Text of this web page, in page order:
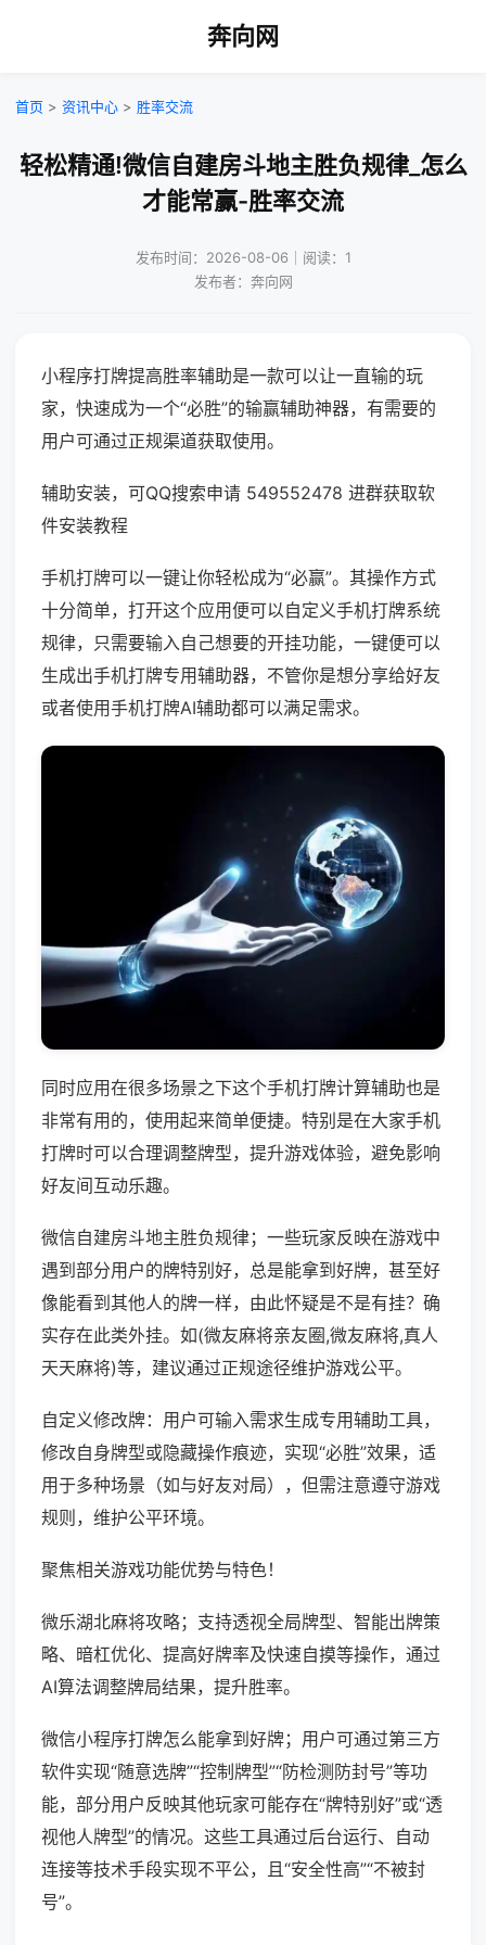
奔向网
首页 > 资讯中心 > 胜率交流
轻松精通!微信自建房斗地主胜负规律_怎么
才能常赢-胜率交流
发布时间：2026-08-06｜阅读：1
发布者：奔向网
小程序打牌提高胜率辅助是一款可以让一直输的玩
家，快速成为一个“必胜”的输赢辅助神器，有需要的
用户可通过正规渠道获取使用。
辅助安装，可QQ搜索申请 549552478 进群获取软
件安装教程
手机打牌可以一键让你轻松成为“必赢”。其操作方式
十分简单，打开这个应用便可以自定义手机打牌系统
规律，只需要输入自己想要的开挂功能，一键便可以
生成出手机打牌专用辅助器，不管你是想分享给好友
或者使用手机打牌AI辅助都可以满足需求。
同时应用在很多场景之下这个手机打牌计算辅助也是
非常有用的，使用起来简单便捷。特别是在大家手机
打牌时可以合理调整牌型，提升游戏体验，避免影响
好友间互动乐趣。
微信自建房斗地主胜负规律；一些玩家反映在游戏中
遇到部分用户的牌特别好，总是能拿到好牌，甚至好
像能看到其他人的牌一样，由此怀疑是不是有挂？确
实存在此类外挂。如(微友麻将亲友圈,微友麻将,真人
天天麻将)等，建议通过正规途径维护游戏公平。
自定义修改牌：用户可输入需求生成专用辅助工具，
修改自身牌型或隐藏操作痕迹，实现“必胜”效果，适
用于多种场景（如与好友对局），但需注意遵守游戏
规则，维护公平环境。
聚焦相关游戏功能优势与特色！
微乐湖北麻将攻略；支持透视全局牌型、智能出牌策
略、暗杠优化、提高好牌率及快速自摸等操作，通过
AI算法调整牌局结果，提升胜率。
微信小程序打牌怎么能拿到好牌；用户可通过第三方
软件实现“随意选牌”“控制牌型”“防检测防封号”等功
能，部分用户反映其他玩家可能存在“牌特别好”或“透
视他人牌型”的情况。这些工具通过后台运行、自动
连接等技术手段实现不平公，且“安全性高”“不被封
号”。